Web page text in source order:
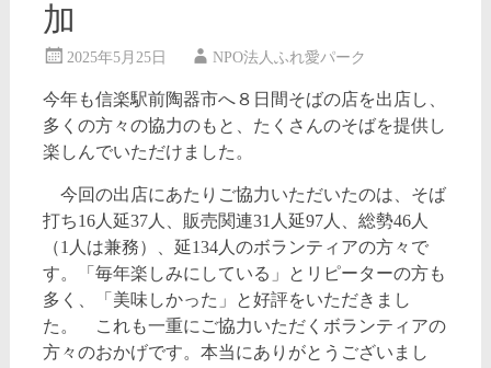
加
2025年5月25日 NPO法人ふれ愛パーク
今年も信楽駅前陶器市へ８日間そばの店を出店し、
多くの方々の協力のもと、たくさんのそばを提供し
楽しんでいただけました。
今回の出店にあたりご協力いただいたのは、そば
打ち16人延37人、販売関連31人延97人、総勢46人
（1人は兼務）、延134人のボランティアの方々で
す。「毎年楽しみにしている」とリピーターの方も
多く、「美味しかった」と好評をいただきまし
た。 これも一重にご協力いただくボランティアの
方々のおかげです。本当にありがとうございまし